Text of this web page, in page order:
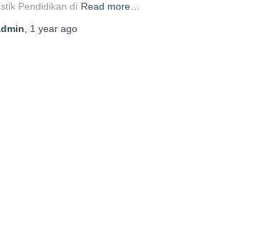
Pendidikan di Read more…
1 year ago